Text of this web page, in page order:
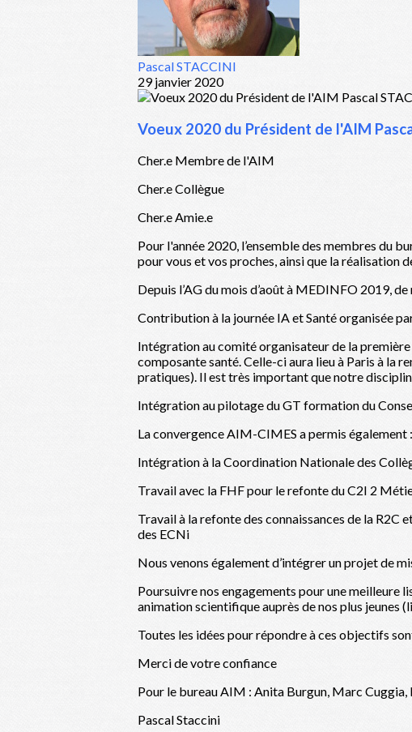
Pascal STACCINI
29 janvier 2020
Voeux 2020 du Président de l'AIM
Cher.e Membre de l'AIM
Cher.e Collègue
Cher.e Amie.e
Pour l'année 2020, l’ensemble des membres du
pour vous et vos proches, ainsi que la réalisation
Depuis l’AG du mois d’août à MEDINFO 2019,
Contribution à la journée IA et Santé organisée
Intégration au comité organisateur de la
composante santé. Celle-ci aura lieu à Paris à la
pratiques). Il est très important que notre
Intégration au pilotage du GT formation du
La convergence AIM-CIMES a permis également :
Intégration à la Coordination Nationale des
Travail avec la FHF pour le refonte du C2I 2
Travail à la refonte des connaissances de la R2C
des ECNi
Nous venons également d’intégrer un projet de
Poursuivre nos engagements pour une meilleure
animation scientifique auprès de nos plus jeunes
Toutes les idées pour répondre à ces objectifs
Merci de votre confiance
Pour le bureau AIM : Anita Burgun, Marc
Pascal Staccini